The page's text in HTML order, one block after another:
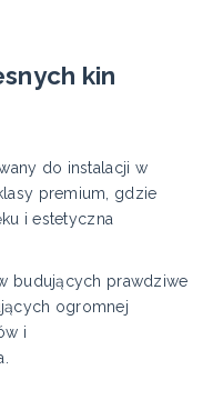
kin
do instalacji w
premium, gdzie
i estetyczna
budujących prawdziwe
ogromnej
i